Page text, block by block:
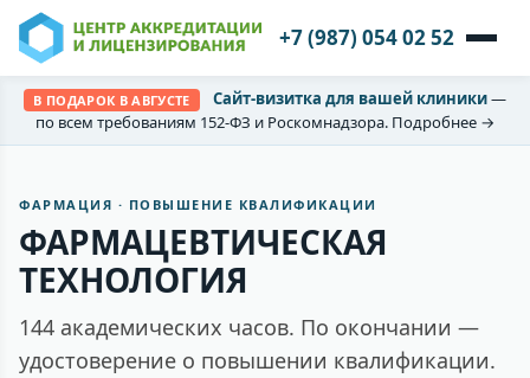
+7 (987) 054 02 52
В ПОДАРОК В АВГУСТЕ Сайт-визитка для вашей клиники—
по всем требованиям 152-ФЗ и Роскомнадзора. Подробнее →
ФАРМАЦИЯ · ПОВЫШЕНИЕ КВАЛИФИКАЦИИ
ФАРМАЦЕВТИЧЕСКАЯ
ТЕХНОЛОГИЯ
144 академических часов. По окончании —
удостоверение о повышении квалификации.